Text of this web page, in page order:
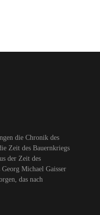
die Chronik des
Zeit des Bauernkriegs
der Zeit des
Michael Gaisser
das nach